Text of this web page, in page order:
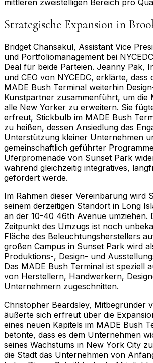
Strategische Expansion in
Bridget Chansakul, Assistant Vice
und Portfoliomanagement bei
Deal für beide Parteien. Jeanny Pak,
und CEO von NYCEDC, erklärte, dass
MADE Bush Terminal weiterhin
Kunstpartner zusammenführt, um die
alle New Yorker zu erweitern. Sie
erfreut, Stickbulb im MADE Bush
zu heißen, dessen Ansiedlung das
Unterstützung kleiner Unternehmen
gemeinschaftlich geführter
Uferpromenade von Sunset Park
während gleichzeitig integratives,
gefördert werde.
Im Rahmen dieser Vereinbarung wird
seinem derzeitigen Standort in Long
an der 10-40 46th Avenue umziehen.
Zeitpunkt des Umzugs ist noch
Fläche des Beleuchtungsherstellers
großen Campus in Sunset Park wird
Produktions-, Design- und
Das MADE Bush Terminal ist speziell
von Herstellern, Handwerkern,
Unternehmern zugeschnitten.
Christopher Beardsley, Mitbegründer
äußerte sich erfreut über die
eines neuen Kapitels im MADE Bush
betonte, dass es dem Unternehmen
seines Wachstums in New York City
die Stadt das Unternehmen von